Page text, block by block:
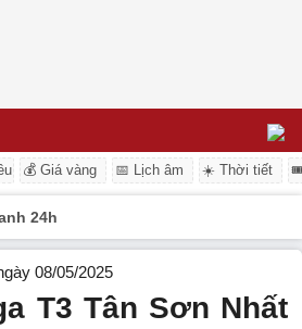
💰 Giá vàng 📅 Lịch âm ☀️ Thời tiết
24h
08/05/2025
T3 Tân Sơn Nhất